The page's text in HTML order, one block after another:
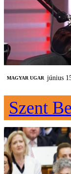
MAGYAR UGAR június
Szent